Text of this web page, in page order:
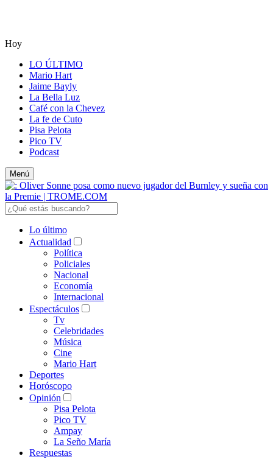
Hoy
LO ÚLTIMO
Mario Hart
Jaime Bayly
La Bella Luz
Café con la Chevez
La fe de Cuto
Pisa Pelota
Pico TV
Podcast
Menú
Lo último
Actualidad
Política
Policiales
Nacional
Economía
Internacional
Espectáculos
Tv
Celebridades
Música
Cine
Mario Hart
Deportes
Horóscopo
Opinión
Pisa Pelota
Pico TV
Ampay
La Seño María
Respuestas